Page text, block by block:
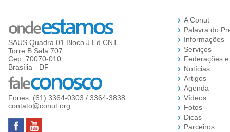
SAUS Quadra 01 Bloco J Ed CNT
Torre B Sala 707
Cep: 70070-010
Brasília - DF
Fones: (61) 3364-0303 / 3364-3838
contato@conut.org
A Conut
Palavra do
Informações
Serviços
Federações
Notícias
Artigos
Agenda
Vídeos
Fotos
Dicas
Parceiros